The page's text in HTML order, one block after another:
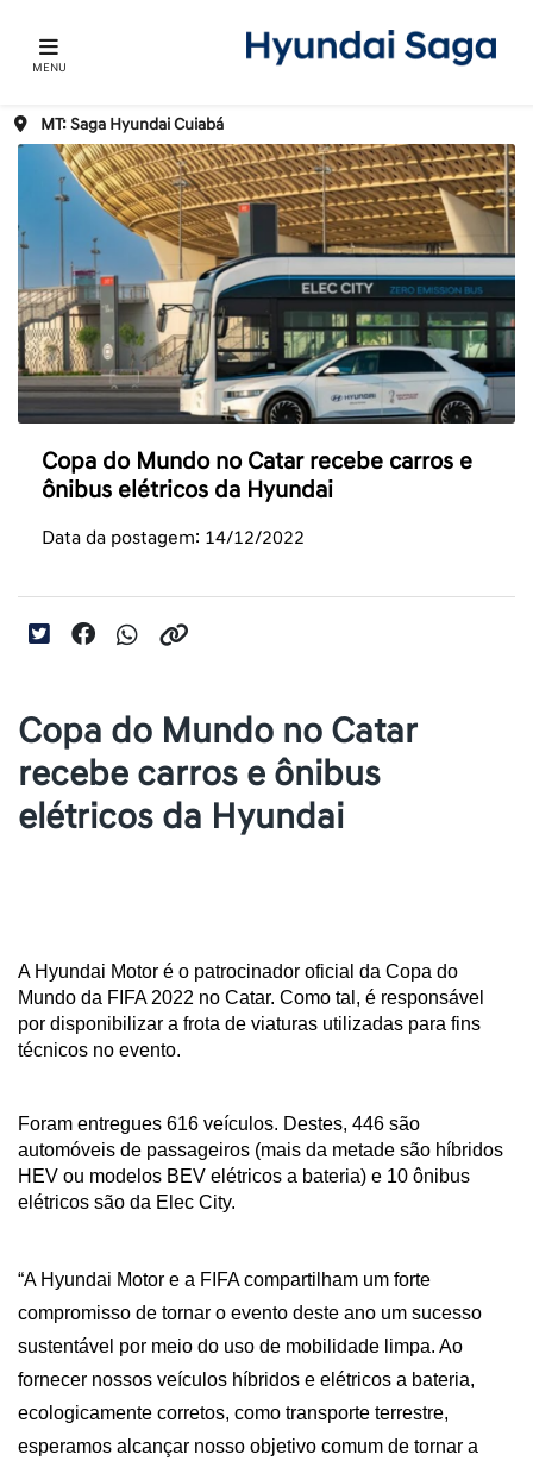
MENU
MT: Saga Hyundai Cuiabá
Copa do Mundo no Catar recebe carros e
ônibus elétricos da Hyundai
Data da postagem: 14/12/2022
Copa do Mundo no Catar
recebe carros e ônibus
elétricos da Hyundai
A Hyundai Motor é o patrocinador oficial da Copa do
Mundo da FIFA 2022 no Catar. Como tal, é responsável
por disponibilizar a frota de viaturas utilizadas para fins
técnicos no evento.
Foram entregues 616 veículos. Destes, 446 são
automóveis de passageiros (mais da metade são híbridos
HEV ou modelos BEV elétricos a bateria) e 10 ônibus
elétricos são da Elec City.
“A Hyundai Motor e a FIFA compartilham um forte
compromisso de tornar o evento deste ano um sucesso
sustentável por meio do uso de mobilidade limpa. Ao
fornecer nossos veículos híbridos e elétricos a bateria,
ecologicamente corretos, como transporte terrestre,
esperamos alcançar nosso objetivo comum de tornar a